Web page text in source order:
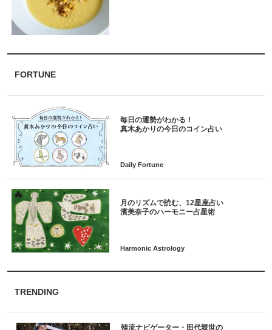
FORTUNE
毎日の運勢がわかる！
月のリズムで読む、12星座占い
TRENDING
韓流ナビゲーター・田代親世の